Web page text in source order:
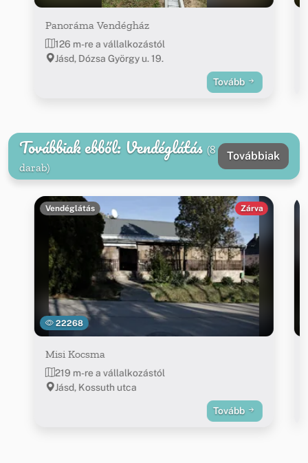
Panoráma Vendégház
126 m-re a vállalkozástól
Jásd, Dózsa György u. 19.
Tovább
Továbbiak ebből: Vendéglátás (8
darab)
Továbbiak
22268
Vendéglátás Zárva
Misi Kocsma
219 m-re a vállalkozástól
Jásd, Kossuth utca
Tovább